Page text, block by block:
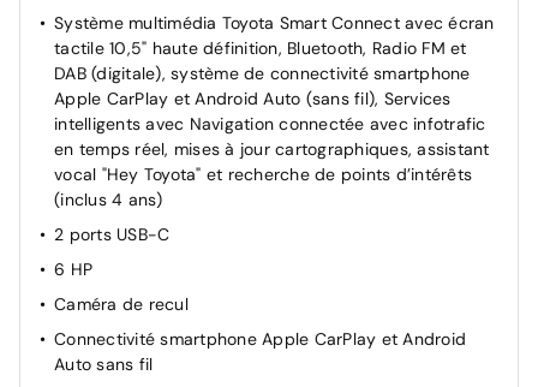
Sièges AR rabattables 40:60
Système d'ouverture/fermeture et démarrage sans clé
"Smart Entry & Start"
Direction assistée
Système multimédia Toyota Smart Connect avec écran
tactile 10,5" haute définition, Bluetooth, Radio FM et
DAB (digitale), système de connectivité smartphone
Apple CarPlay et Android Auto (sans fil), Services
intelligents avec Navigation connectée avec infotrafic
en temps réel, mises à jour cartographiques, assistant
vocal "Hey Toyota" et recherche de points d’intérêts
(inclus 4 ans)
2 ports USB-C
6 HP
Caméra de recul
Connectivité smartphone Apple CarPlay et Android
Auto sans fil